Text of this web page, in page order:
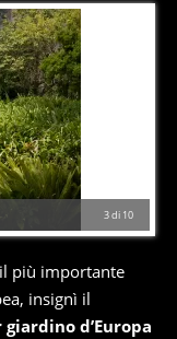
3di 10
più importante
insignì il
d’Europa